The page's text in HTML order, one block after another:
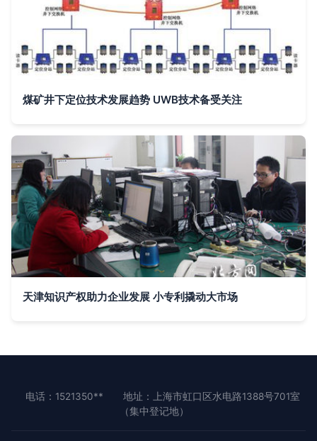
煤矿井下定位技术发展趋势 UWB技术备受关注
天津知识产权助力企业发展 小专利撬动大市场
电话：1521350**
地址：上海市虹口区水电路1388号701室
（集中登记地）